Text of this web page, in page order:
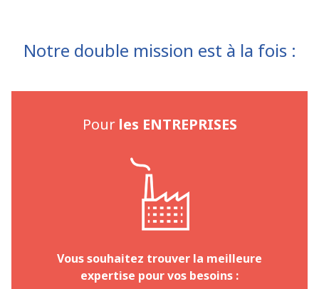
Notre double mission est à la fois :
Pour les ENTREPRISES
Vous souhaitez trouver la meilleure
expertise pour vos besoins :